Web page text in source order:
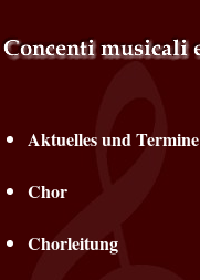
Aktuelles und Termine
Chor
Chorleitung